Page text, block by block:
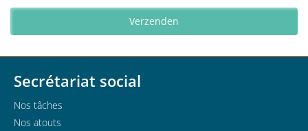
Secrétariat social
Nos tâches
Nos atouts